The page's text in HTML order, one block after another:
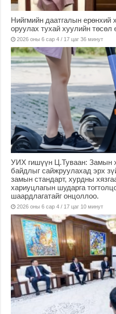
Нийгмийн даатгалын ерөнхий
оруулах тухай хуулийн төсөл
2026 оны 6 сар 4 / 17 цаг 36 минут
УИХ гишүүн Ц.Туваан: Замын
байдлыг сайжруулахад эрх
замын стандарт, хурдны
хариуцлагын шударга
шаардлагатайг онцоллоо.
2026 оны 6 сар 4 / 17 цаг 10 минут